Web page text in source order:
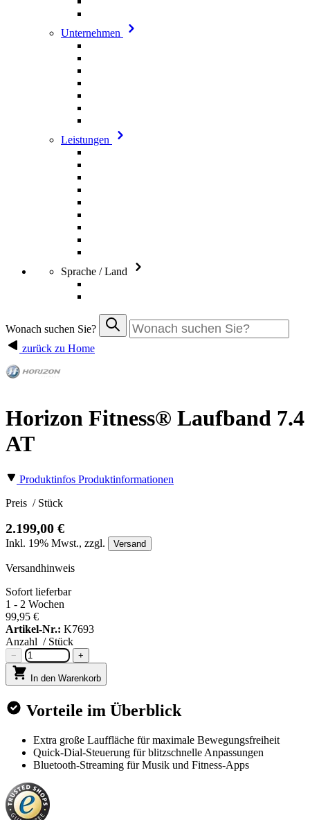
Unternehmen
Leistungen
Sprache / Land
Wonach suchen Sie?
zurück zu Home
Horizon Fitness® Laufband 7.4
AT
Produktinfos Produktinformationen
Preis / Stück
2.199,00 €
Inkl. 19% Mwst., zzgl. Versand
Versandhinweis
Sofort lieferbar
1 - 2 Wochen
99,95 €
Artikel-Nr.: K7693
Anzahl / Stück
− +
In den Warenkorb
Vorteile im Überblick
Extra große Lauffläche für maximale Bewegungsfreiheit
Quick-Dial-Steuerung für blitzschnelle Anpassungen
Bluetooth-Streaming für Musik und Fitness-Apps